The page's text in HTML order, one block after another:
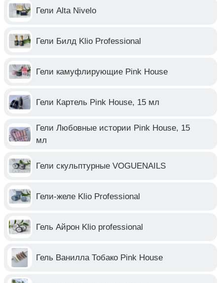
Гели Alta Nivelo
Гели Билд Klio Professional
Гели камуфлирующие Pink House
Гели Картель Pink House, 15 мл
Гели Любовные истории Pink House, 15
мл
Гели скульптурные VOGUENAILS
Гели-желе Klio Professional
Гель Айрон Klio professional
Гель Ванилла Тобако Pink House